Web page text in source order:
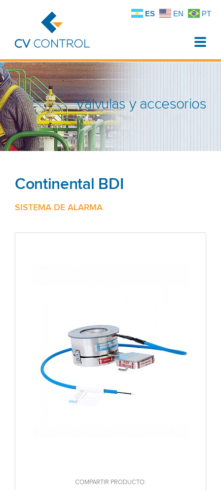
Toggle
Válvulas y accesorios
Continental BDI
SISTEMA DE ALARMA
COMPARTIR PRODUCTO:
ES EN PT